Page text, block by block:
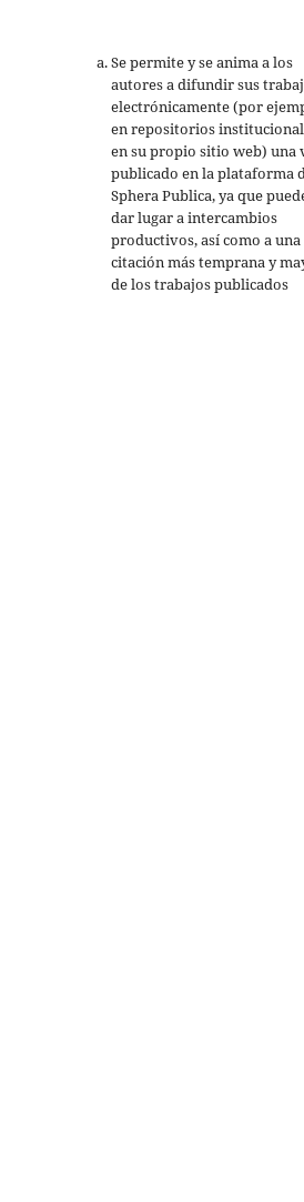
Se permite y se anima a los
autores a difundir sus
electrónicamente (por
en repositorios
en su propio sitio web) una
publicado en la plataforma
Sphera Publica, ya que
dar lugar a intercambios
productivos, así como a una
citación más temprana y
de los trabajos publicados